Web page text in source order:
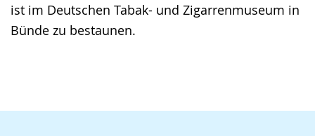
ist im Deutschen Tabak- und Zigarrenmuseum in
Bünde zu bestaunen.